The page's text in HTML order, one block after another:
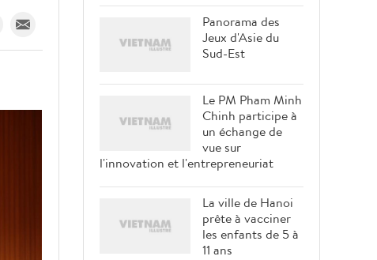
Panorama des
Jeux d'Asie du
Sud-Est
Le PM Pham Minh
Chinh participe à
un échange de
vue sur
l'innovation et l'entrepreneuriat
La ville de Hanoi
prête à vacciner
les enfants de 5 à
11 ans